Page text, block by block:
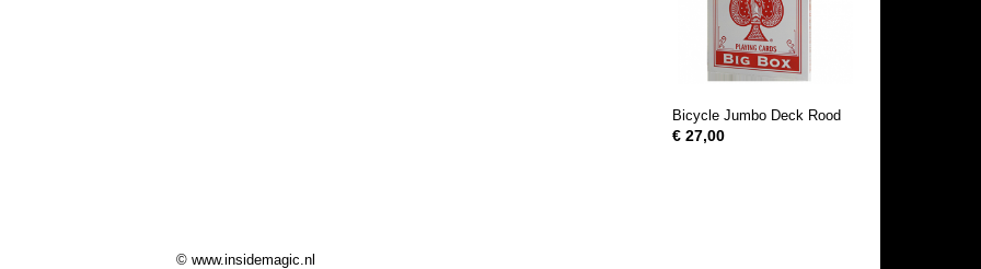
Bicycle Jumbo Deck Rood
€ 27,00
© www.insidemagic.nl